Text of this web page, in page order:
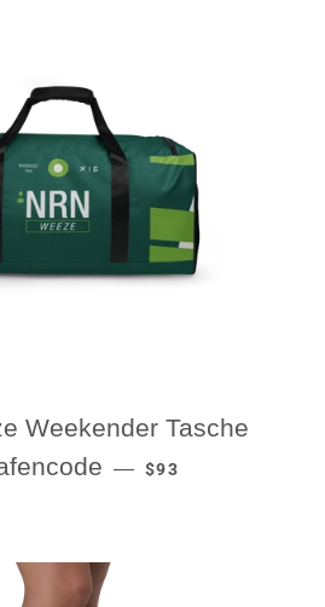
Weekender Tasche
— REGULAR PRICE
$93